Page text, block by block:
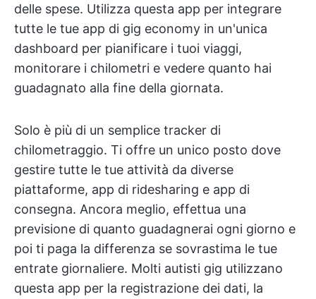
delle spese. Utilizza questa app per integrare
tutte le tue app di gig economy in un'unica
dashboard per pianificare i tuoi viaggi,
monitorare i chilometri e vedere quanto hai
guadagnato alla fine della giornata.
Solo è più di un semplice tracker di
chilometraggio. Ti offre un unico posto dove
gestire tutte le tue attività da diverse
piattaforme, app di ridesharing e app di
consegna. Ancora meglio, effettua una
previsione di quanto guadagnerai ogni giorno e
poi ti paga la differenza se sovrastima le tue
entrate giornaliere. Molti autisti gig utilizzano
questa app per la registrazione dei dati, la